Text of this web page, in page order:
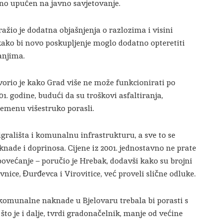
upućen na javno savjetovanje.
je dodatna objašnjenja o razlozima i visini
bi novo poskupljenje moglo dodatno opteretiti
je kako Grad više ne može funkcionirati po
godine, budući da su troškovi asfaltiranja,
višestruko porasli.
i komunalnu infrastrukturu, a sve to se
i doprinosa. Cijene iz 2001. jednostavno ne prate
– poručio je Hrebak, dodavši kako su brojni
Đurđevca i Virovitice, već proveli slične odluke.
naknade u Bjelovaru trebala bi porasti s
je i dalje, tvrdi gradonačelnik, manje od većine